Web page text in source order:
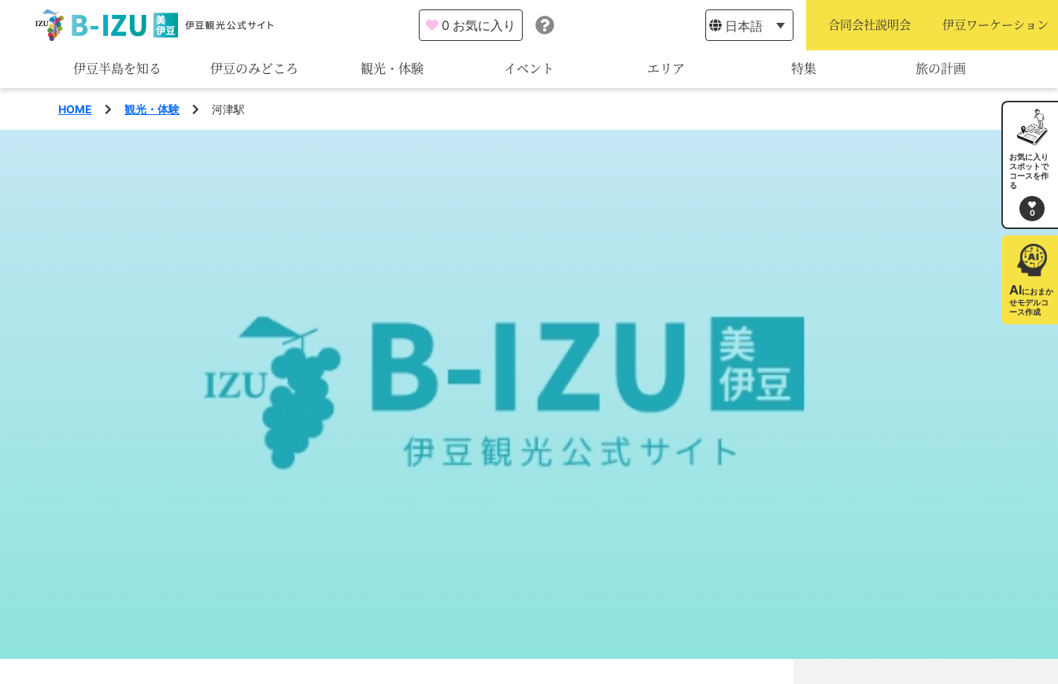
伊豆半島を知る 伊豆のみどころ
みる
観光・体験 イベント エリア 特集 旅の計画
AIルートプランナー
日本語 合同会社説明会 伊豆ワーケーション
0 お気に入り
HOME 観光・体験 河津駅
お気に入り
スポットで
コースを作
る
0
AIにおまか
せモデルコ
ース作成